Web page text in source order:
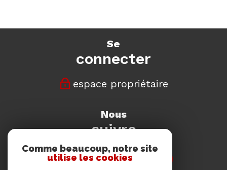
se
connecter
espace propriétaire
nous
suivre
Comme beaucoup, notre site
utilise les cookies